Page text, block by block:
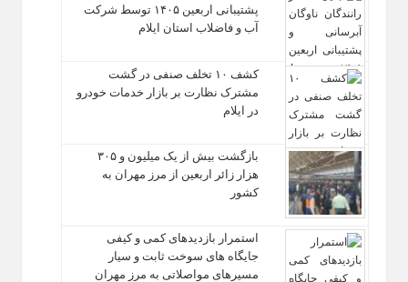
پشتیبانی اربعین ۱۴۰۵ توسط شرکت
آب و فاضلاب استان ایلام
کشف ۱۰ تخلف صنفی در گشت
مشترک نظارت بر بازار خدمات خودرو
در ایلام
بازگشت بیش از یک میلیون و ۳۰۵
هزار زائر اربعین از مرز مهران به
کشور
استمرار بازدیدهای کمی و کیفی
جایگاه‌ های سوخت ثابت و سیار
مسیرهای مواصلاتی به مرز مهران